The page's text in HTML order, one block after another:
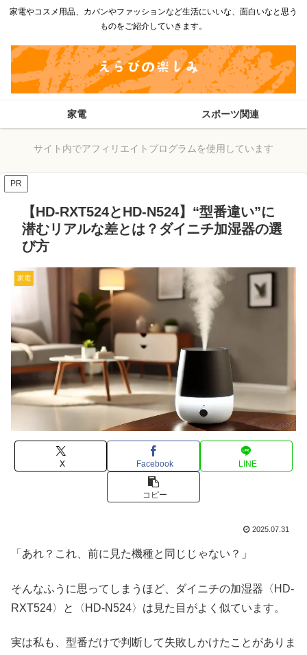
家電やコスメ用品、カバンやファッションなど生活にいいな、面白いなと思う
ものをご紹介していきます。
家電 スポーツ関連
サイト内でアフィリエイトプログラムを使用しています
PR
【HD-RXT524とHD-N524】“型番違い”に
潜むリアルな差とは？ダイニチ加湿器の選
び方
家電
X Facebook LINE
コピー
2025.07.31
「あれ？これ、前に見た機種と同じじゃない？」
そんなふうに思ってしまうほど、ダイニチの加湿器〈HD-
RXT524〉と〈HD-N524〉は見た目がよく似ています。
実は私も、型番だけで判断して失敗しかけたことがありま